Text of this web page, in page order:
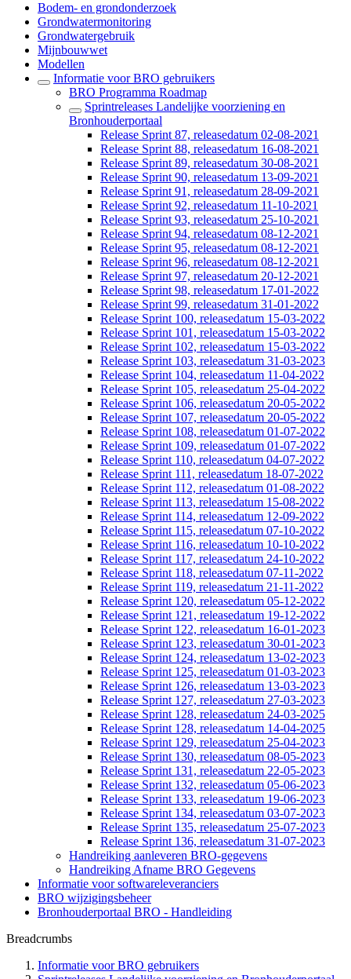
Bodem- en grondonderzoek
Grondwatermonitoring
Grondwatergebruik
Mijnbouwwet
Modellen
Informatie voor BRO gebruikers
BRO Programma Roadmap
Sprintreleases Landelijke voorziening en
Bronhouderportaal
Release Sprint 87, releasedatum 02-08-2021
Release Sprint 88, releasedatum 16-08-2021
Release Sprint 89, releasedatum 30-08-2021
Release Sprint 90, releasedatum 13-09-2021
Release Sprint 91, releasedatum 28-09-2021
Release Sprint 92, releasedatum 11-10-2021
Release Sprint 93, releasedatum 25-10-2021
Release Sprint 94, releasedatum 08-12-2021
Release Sprint 95, releasedatum 08-12-2021
Release Sprint 96, releasedatum 08-12-2021
Release Sprint 97, releasedatum 20-12-2021
Release Sprint 98, releasedatum 17-01-2022
Release Sprint 99, releasedatum 31-01-2022
Release Sprint 100, releasedatum 15-03-2022
Release Sprint 101, releasedatum 15-03-2022
Release Sprint 102, releasedatum 15-03-2022
Release Sprint 103, releasedatum 31-03-2023
Release Sprint 104, releasedatum 11-04-2022
Release Sprint 105, releasedatum 25-04-2022
Release Sprint 106, releasedatum 20-05-2022
Release Sprint 107, releasedatum 20-05-2022
Release Sprint 108, releasedatum 01-07-2022
Release Sprint 109, releasedatum 01-07-2022
Release Sprint 110, releasedatum 04-07-2022
Release Sprint 111, releasedatum 18-07-2022
Release Sprint 112, releasedatum 01-08-2022
Release Sprint 113, releasedatum 15-08-2022
Release Sprint 114, releasedatum 12-09-2022
Release Sprint 115, releasedatum 07-10-2022
Release Sprint 116, releasedatum 10-10-2022
Release Sprint 117, releasedatum 24-10-2022
Release Sprint 118, releasedatum 07-11-2022
Release Sprint 119, releasedatum 21-11-2022
Release Sprint 120, releasedatum 05-12-2022
Release Sprint 121, releasedatum 19-12-2022
Release Sprint 122, releasedatum 16-01-2023
Release Sprint 123, releasedatum 30-01-2023
Release Sprint 124, releasedatum 13-02-2023
Release Sprint 125, releasedatum 01-03-2023
Release Sprint 126, releasedatum 13-03-2023
Release Sprint 127, releasedatum 27-03-2023
Release Sprint 128, releasedatum 24-03-2025
Release Sprint 128, releasedatum 14-04-2025
Release Sprint 129, releasedatum 25-04-2023
Release Sprint 130, releasedatum 08-05-2023
Release Sprint 131, releasedatum 22-05-2023
Release Sprint 132, releasedatum 05-06-2023
Release Sprint 133, releasedatum 19-06-2023
Release Sprint 134, releasedatum 03-07-2023
Release Sprint 135, releasedatum 25-07-2023
Release Sprint 136, releasedatum 31-07-2023
Handreiking aanleveren BRO-gegevens
Handreiking Afname BRO Gegevens
Informatie voor softwareleveranciers
BRO wijzigingsbeheer
Bronhouderportaal BRO - Handleiding
Breadcrumbs
Informatie voor BRO gebruikers